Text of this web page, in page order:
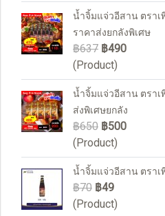
น้ำจิ้มแจ่วอีสาน ตรา
ราคาส่งยกลังพิเศษ
฿637 ฿490
(Product)
น้ำจิ้มแจ่วอีสาน ตรา
ส่งพิเศษยกลัง
฿650 ฿500
(Product)
น้ำจิ้มแจ่วอีสาน ตรา
฿70 ฿49
(Product)